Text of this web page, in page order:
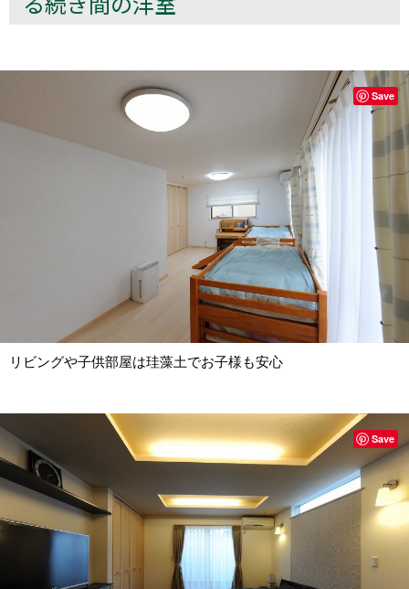
リビングや子供部屋は珪藻土でお子様も安心
Save
Save